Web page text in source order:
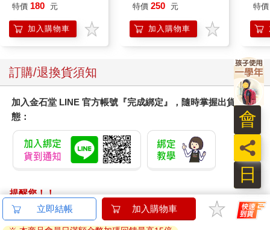
特價 180 元
加入購物車
特價 250 元
加入購物車
特價
訂購/退換貨須知
加入金石堂 LINE 官方帳號『完成綁定』，隨時掌握出貨動
態：
提醒您！！
金石堂及銀行均不會請您操作ATM! 如接獲電話要求您前往
ATM提款機，請不要聽從指示，以免受騙上當！
立即結帳 加入購物車
日
員
會